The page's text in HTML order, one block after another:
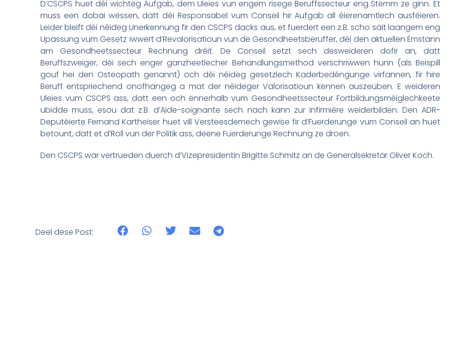
D’CSCPS huet déi wichteg Aufgab, dem Uleies vun engem risege Beruffssecteur eng Stëmm ze ginn. Et
muss een dobäi wëssen, datt déi Responsabel vum Conseil hir Aufgab all éierenamtlech ausféieren.
Leider bleift déi néideg Unerkennung firden CSCPS dacks aus, et fuerdert een z.B. scho säit laangem eng
Upassung vum Gesetz iwwert d’Revalorisatioun vun de Gesondheetsberuffer, déi den aktuellen Ëmstänn
am Gesondheetssecteur Rechnung dréit. De Conseil setzt sech desweideren dofir an, datt
Beruffszweiger, déi sech enger ganzheetlecher Behandlungsmethod verschriwwen hunn (als Beispill
gouf hei den Osteopath genannt) och déi néideg gesetzlech Kaderbedéngunge virfannen, fir hire
Beruff entspriechend onofhängeg a mat der néideger Valorisatioun kënnen auszeüben. E weideren
Uleies vum CSCPS ass, datt een och ënnerhalb vum Gesondheetssecteur Fortbildungsméiglechkeete
ubidde muss, esou dat z.B. d’Aide-soignante sech nach kann zur Infirmière weiderbilden. Den ADR-
Deputéierte Fernand Kartheiser huet vill Versteesdemech gewise fir d’Fuerderunge vum Conseil an huet
betount, datt et d’Roll vun der Politik ass, deene Fuerderunge Rechnung ze droen.
Den CSCPS war vertrueden duerch d’Vizepresidentin Brigitte Schmitz an de Generalsekretär Oliver Koch.
Deel dëse Post: